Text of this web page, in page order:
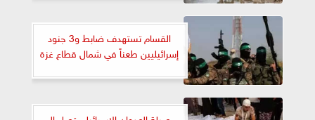
القسام تستهدف ضابط و3 جنود
إسرائيليين طعناً في شمال قطاع غزة